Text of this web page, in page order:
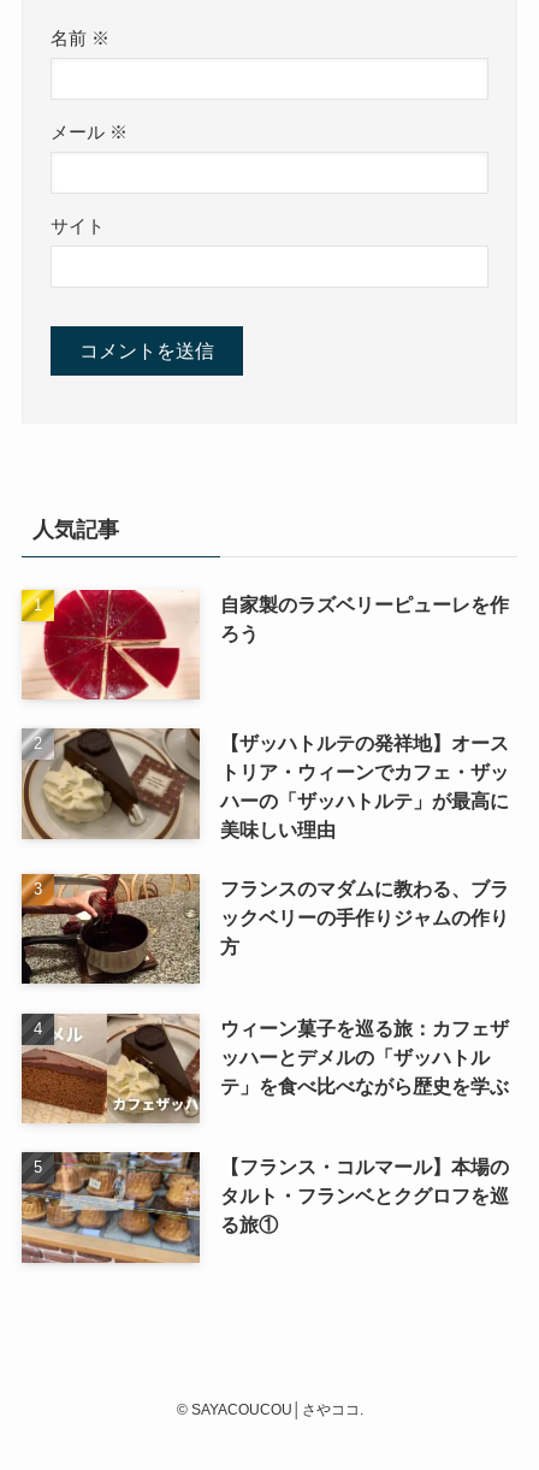
名前 ※
メール ※
サイト
人気記事
自家製のラズベリーピューレを作
ろう
【ザッハトルテの発祥地】オース
トリア・ウィーンでカフェ・ザッ
ハーの「ザッハトルテ」が最高に
美味しい理由
フランスのマダムに教わる、ブラ
ックベリーの手作りジャムの作り
方
ウィーン菓子を巡る旅：カフェザ
ッハーとデメルの「ザッハトル
テ」を食べ比べながら歴史を学ぶ
【フランス・コルマール】本場の
タルト・フランベとクグロフを巡
る旅①
©SAYACOUCOU│さやココ.